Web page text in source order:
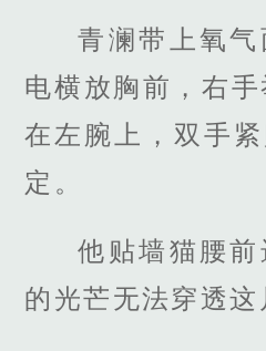
青澜带上氧
电横放胸前，右
在左腕上，双手
定。
他贴墙猫腰
的光芒无法穿透这